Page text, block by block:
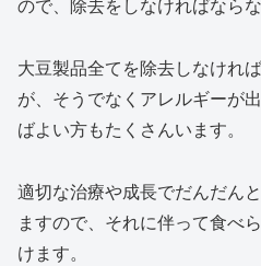
大豆製品全てを除去しなけれ
が、そうでなくアレルギーが
ばよい方もたくさんいます。
適切な治療や成長でだんだん
ますので、それに伴って食べ
けます。